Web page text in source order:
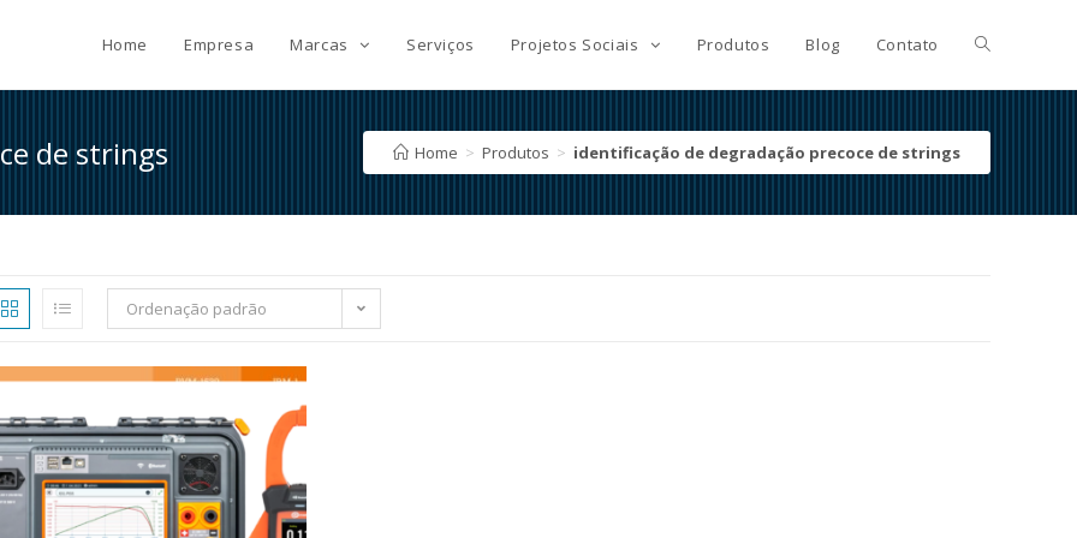
Home Empresa Marcas Serviços Projetos Sociais Produtos Blog Contato
de strings Home > Produtos > identificação de degradação precoce de strings
Ordenação padrão